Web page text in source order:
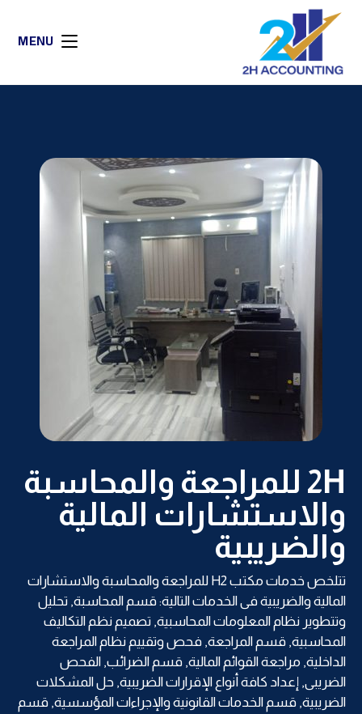
MENU
2H ACCOUNTING
جميع الخدمات
تعرف علي الخدمات الضريبية
2H للمراجعة والمحاسبة
والاستشارات المالية
والضريبية
تتلخص خدمات مكتب H2 للمراجعة والمحاسبة والاستشارات
المالية والضريبية فى الخدمات التالية: قسم المحاسبة, تحليل
وتتطوير نظام المعلومات المحاسبية, تصميم نظم التكاليف
المحاسبية, قسم المراجعة, فحص وتقييم نظام المراجعة
الداخلية, مراجعة القوائم المالية, قسم الضرائب, الفحص
الضريبى, إعداد كافة أنواع الإقرارات الضريبية, حل المشكلات
الضريبية, قسم الخدمات القانونية والإجراءات المؤسسية, قسم